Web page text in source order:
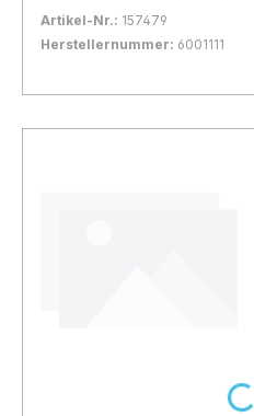
/ 5.0GHz. Tested and
AirLink routers and
provides an articulated
Artikel-Nr.: 157479
Herstellernummer: 6001111
In den Warenkorb